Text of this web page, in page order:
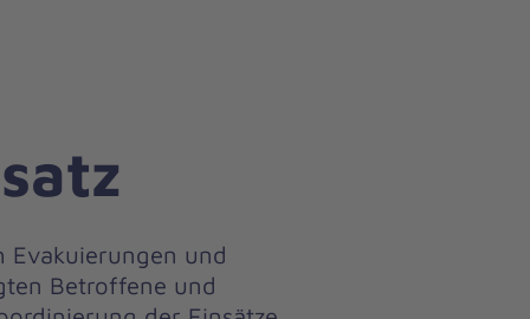
Evakuierungen und
Betroffene und